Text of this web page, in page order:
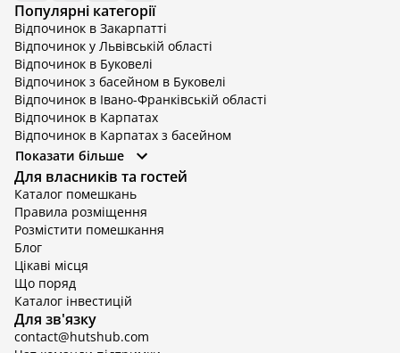
Популярні категорії
Відпочинок в Закарпатті
Відпочинок у Львівській області
Відпочинок в Буковелі
Відпочинок з басейном в Буковелі
Відпочинок в Івано-Франківській області
Відпочинок в Карпатах
Відпочинок в Карпатах з басейном
Відпочинок в Київській області
Відпочинок в Київській області з басейном
Відпочинок в Тернопільській області
Відпочинок у Вінницькій області
Відпочинок в Яремче
Відпочинок у Львівській області з басейном
Відпочинок з басейном в Тернопільській області
Показати більше
Для власників та гостей
Каталог помешкань
Правила розміщення
Розмістити помешкання
Блог
Цікаві місця
Що поряд
Каталог інвестицій
Для зв'язку
contact@hutshub.com